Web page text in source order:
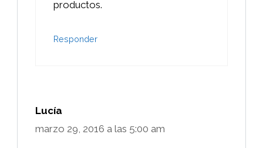
productos.
Responder
Lucía
marzo 29, 2016 a las 5:00 am